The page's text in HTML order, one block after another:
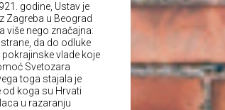
godine, Ustav je
Zagreba u Beograd
više nego značajna:
da do odluke
vlade koje
Svetozara
toga stajala je
od koga su Hrvati
u razaranju